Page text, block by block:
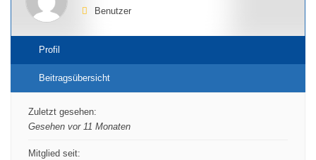
Benutzer
Profil
Beitragsübersicht
Zuletzt gesehen:
Gesehen vor 11 Monaten
Mitglied seit: